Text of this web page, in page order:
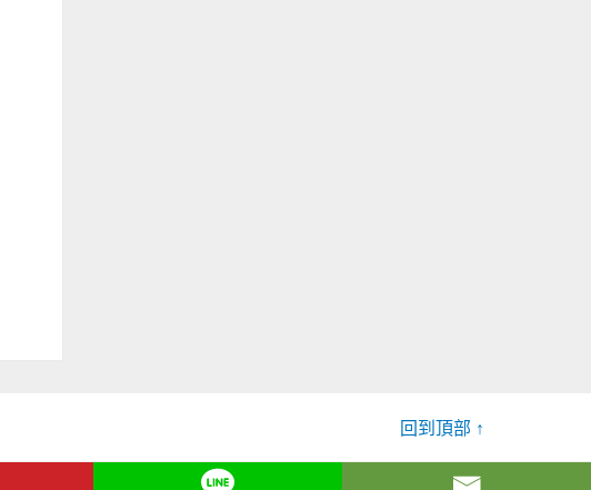
回到頂部 ↑